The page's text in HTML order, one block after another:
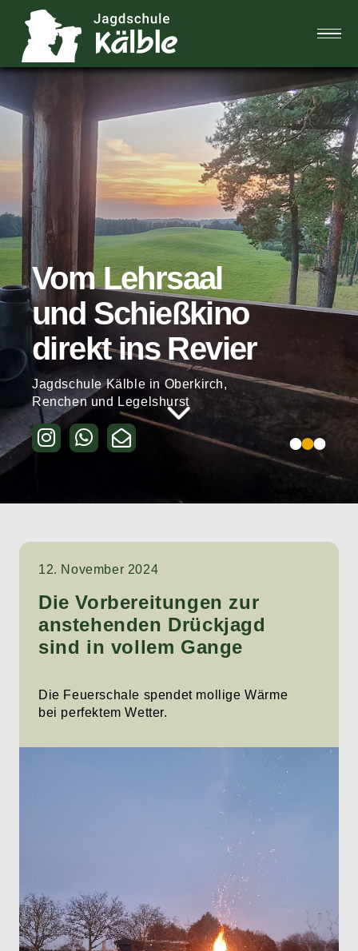
Das Team
Jagdblog
FAQ
Galerie
Kontakt
Kurse & Seminare
Vom Lehrsaal
und Schießkino
direkt ins Revier
Jagdschule Kälble in Oberkirch,
Renchen und Legelshurst
12. November 2024
Die Vorbereitungen zur
anstehenden Drückjagd
sind in vollem Gange
Die Feuerschale spendet mollige Wärme
bei perfektem Wetter.